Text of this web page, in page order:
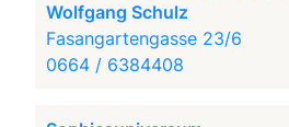
Wolfgang Schulz
Fasangartengasse 23/6
0664 / 6384408